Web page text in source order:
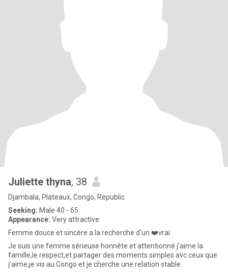
Juliette thyna, 38
Djambala, Plateaux, Congo, Republic
Seeking: Male 40 - 65
Appearance: Very attractive
Femme douce et sincère a la recherche d'un ❤️vrai
Je suis une femme sérieuse honnête et attentionné j'aime la
famille,le respect,et partager des moments simples avc ceux que
j'aime,je vis au Congo et je cherche une relation stable